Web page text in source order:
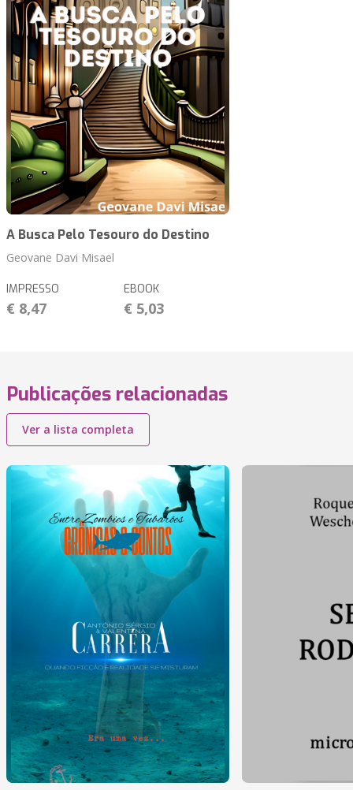
A Busca Pelo Tesouro do Destino
Geovane Davi Misael
IMPRESSO
€ 8,47
EBOOK
€ 5,03
Publicações relacionadas
Ver a lista completa